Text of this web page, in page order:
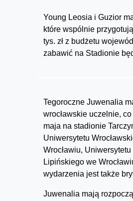
Young Leosia i Guzior
które wspólnie
tys. zł z budżetu
zabawić na Stadionie
Tegoroczne Juwenalia
wrocławskie uczelnie,
maja na stadionie
Uniwersytetu
Wrocławiu,
Lipińskiego we
wydarzenia jest także
Juwenalia mają